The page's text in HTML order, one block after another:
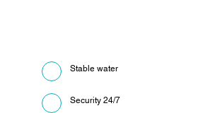
Stable water
Security 24/7